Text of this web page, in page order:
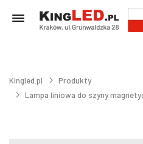
Kingled.pl
Produkty
Lampa liniowa do szyny